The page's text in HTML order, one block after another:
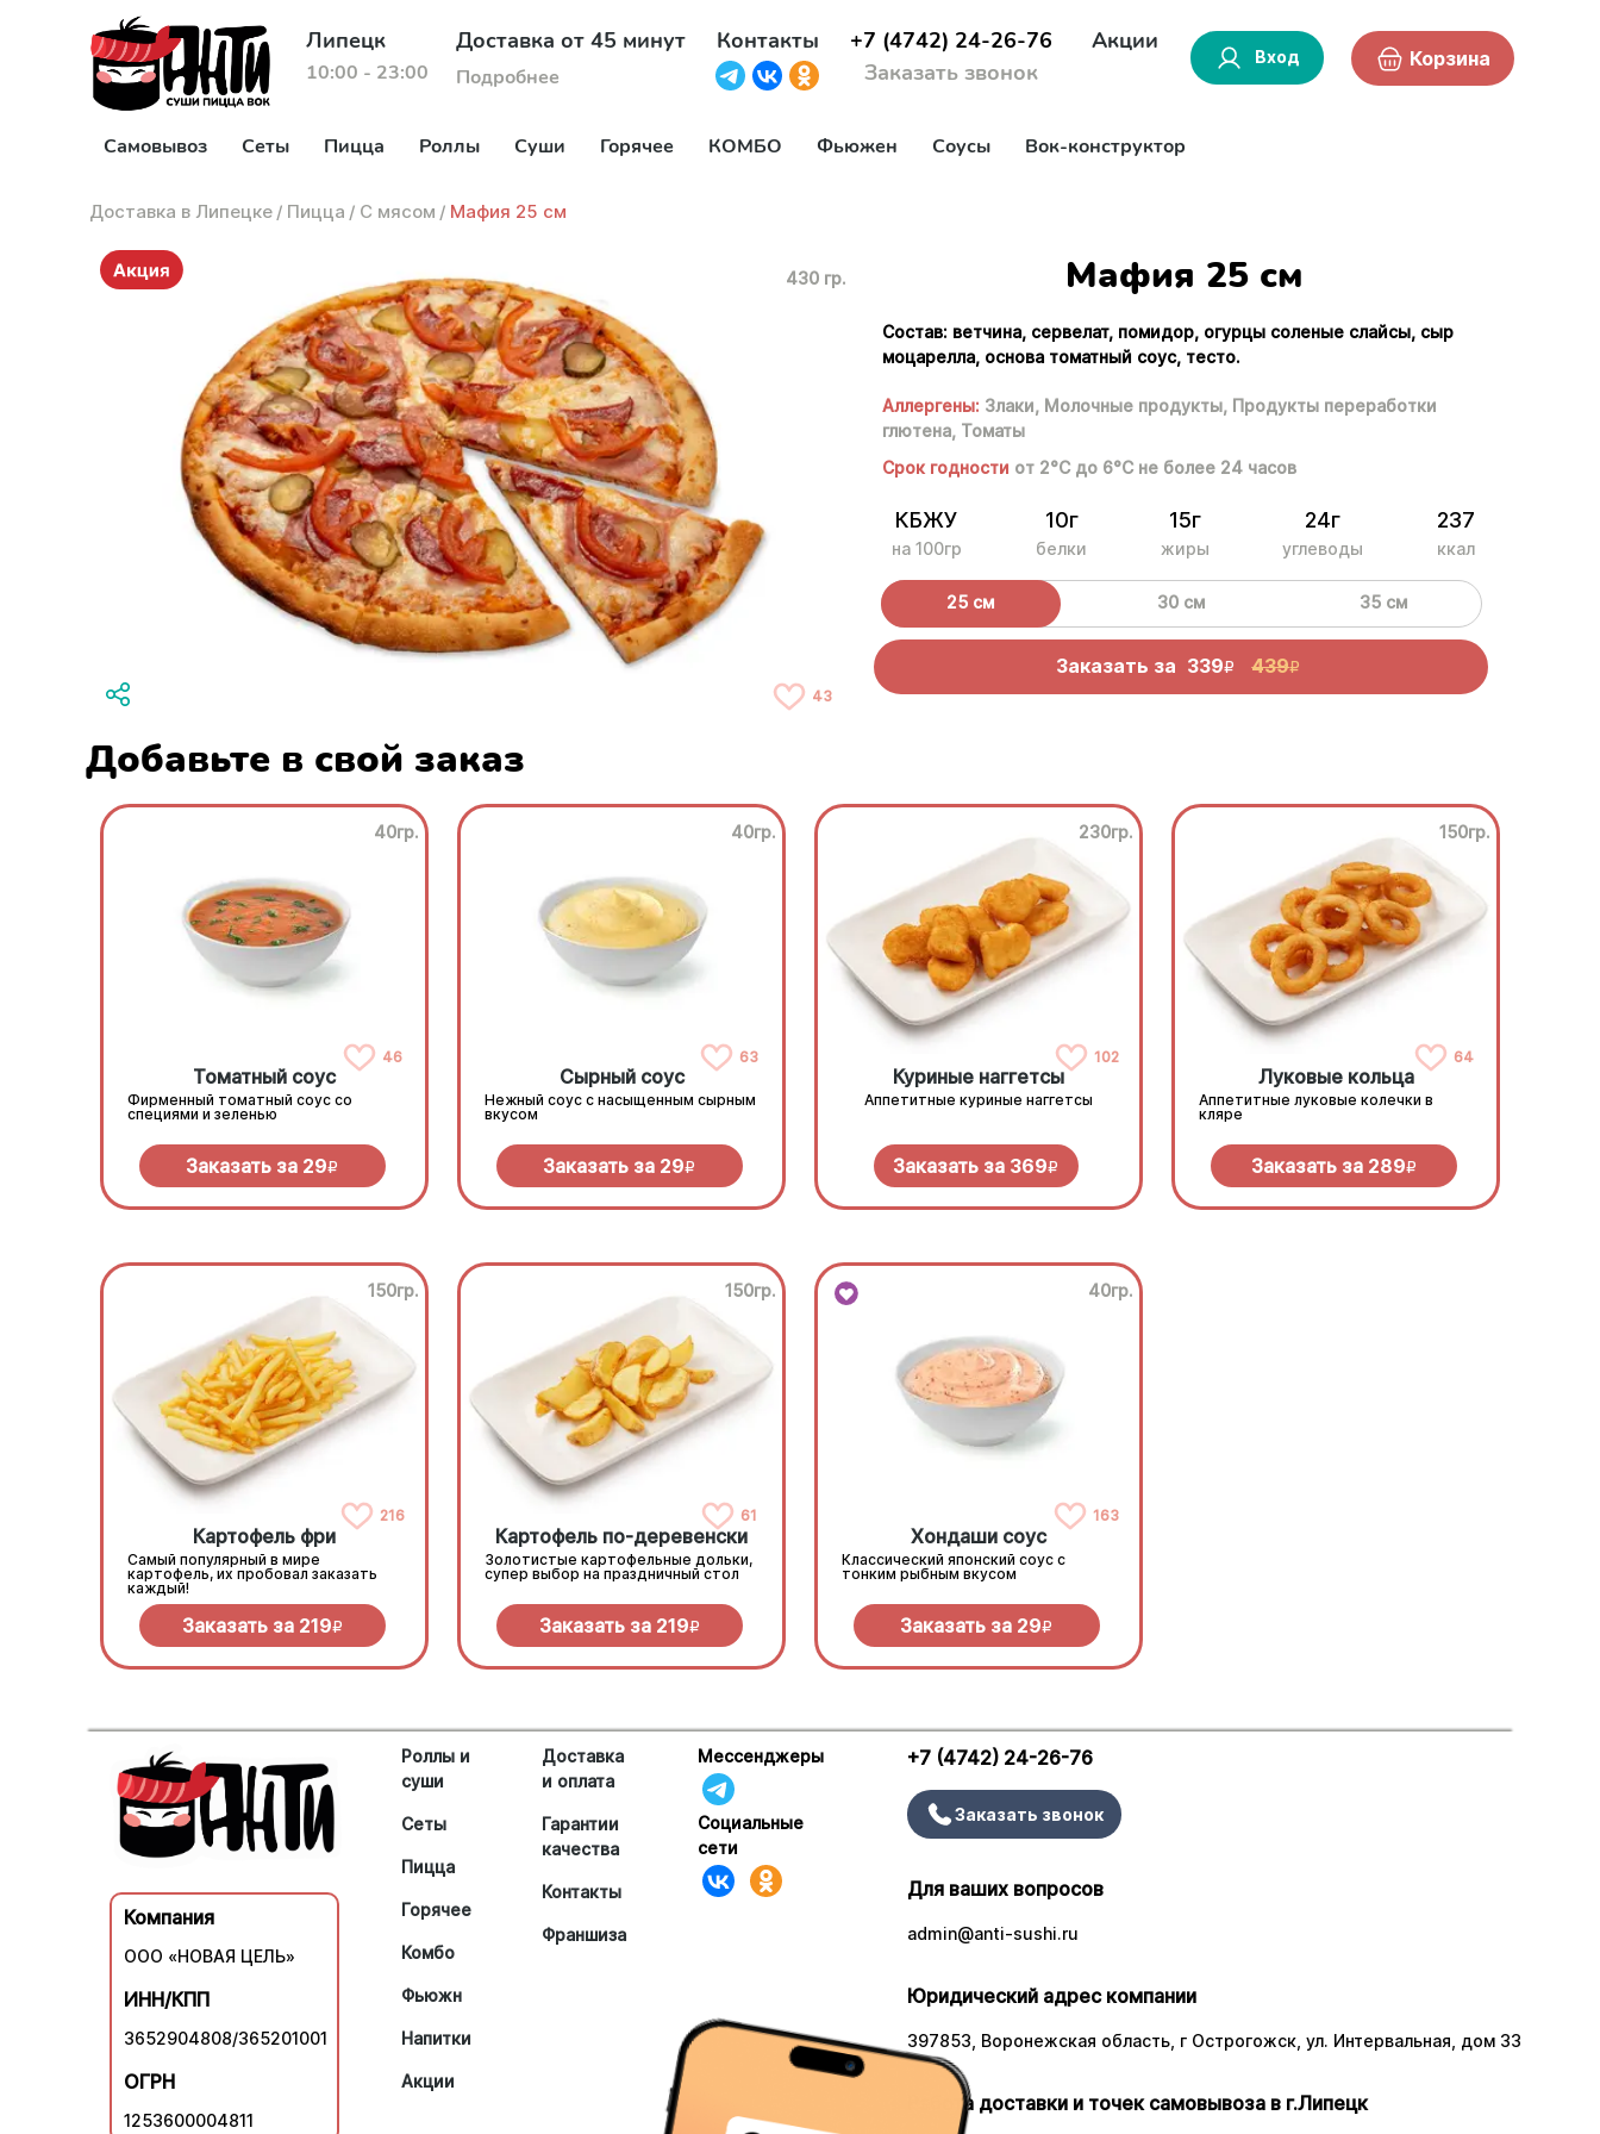
Липецк
10:00 - 23:00
Доставка от 45 минут
Подробнее
Контакты
+7 (4742) 24-26-76
Заказать звонок
Акции
Вход Корзина
Самовывоз Сеты Пицца Роллы Суши Горячее КОМБО Фьюжен Соусы Вок-конструктор
Доставка в Липецке / Пицца / С мясом / Мафия 25 см
430 гр.
43
Мафия 25 см
Состав: ветчина, сервелат, помидор, огурцы соленые слайсы, сыр
моцарелла, основа томатный соус, тесто.
Аллергены: Злаки, Молочные продукты, Продукты переработки
глютена, Томаты
Срок годности от 2°С до 6°С не более 24 часов
КБЖУ
на 100гр
10г
белки
15г
жиры
24г
углеводы
237
ккал
25 см 30 см 35 см
Заказать за 339R 439R
Добавьте в свой заказ
40гр.
46
Томатный соус
Фирменный томатный соус со
специями и зеленью
Заказать за 29R
40гр.
63
Сырный соус
Нежный соус с насыщенным сырным
вкусом
Заказать за 29R
230гр.
102
Куриные наггетсы
Аппетитные куриные наггетсы
Заказать за 369R
150гр.
64
Луковые кольца
Аппетитные луковые колечки в
кляре
Заказать за 289R
150гр.
216
Картофель фри
Самый популярный в мире
картофель, их пробовал заказать
каждый!
Заказать за 219R
150гр.
61
Картофель по-деревенски
Золотистые картофельные дольки,
супер выбор на праздничный стол
Заказать за 219R
40гр.
163
Хондаши соус
Классический японский соус с
тонким рыбным вкусом
Заказать за 29R
Компания
ООО «НОВАЯ ЦЕЛЬ»
ИНН/КПП
3652904808/365201001
ОГРН
1253600004811
Роллы и
суши
Сеты
Пицца
Горячее
Комбо
Фьюжн
Напитки
Акции
Доставка
и оплата
Гарантии
качества
Контакты
Франшиза
Мессенджеры
Социальные
сети
+7 (4742) 24-26-76
Заказать звонок
Для ваших вопросов
admin@anti-sushi.ru
Юридический адрес компании
397853, Воронежская область, г Острогожск, ул. Интервальная, дом 33
Работа доставки и точек самовывоза в г.Липецк